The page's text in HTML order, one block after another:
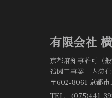
有限会社
京都府知事許可（
造園工事業 内装仕
〒602-8061 京都
TEL (075)441-